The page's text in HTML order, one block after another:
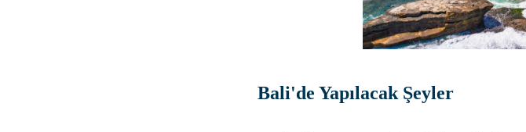
Bali'de Yapılacak Şeyler